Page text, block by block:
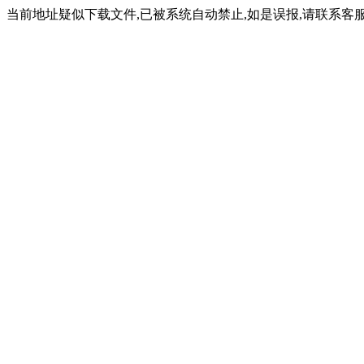
当前地址疑似下载文件,已被系统自动禁止,如是误报,请联系客